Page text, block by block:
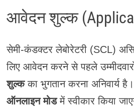
आवेदन शुल्क
सेमी-कंडक्टर लेबोरेटरी (SCL)
लिए आवेदन करने से पहले उम्मीदवारों
शुल्कका भुगतान करना अनिवार्य
ऑनलाइन मोडमें स्वीकार किया